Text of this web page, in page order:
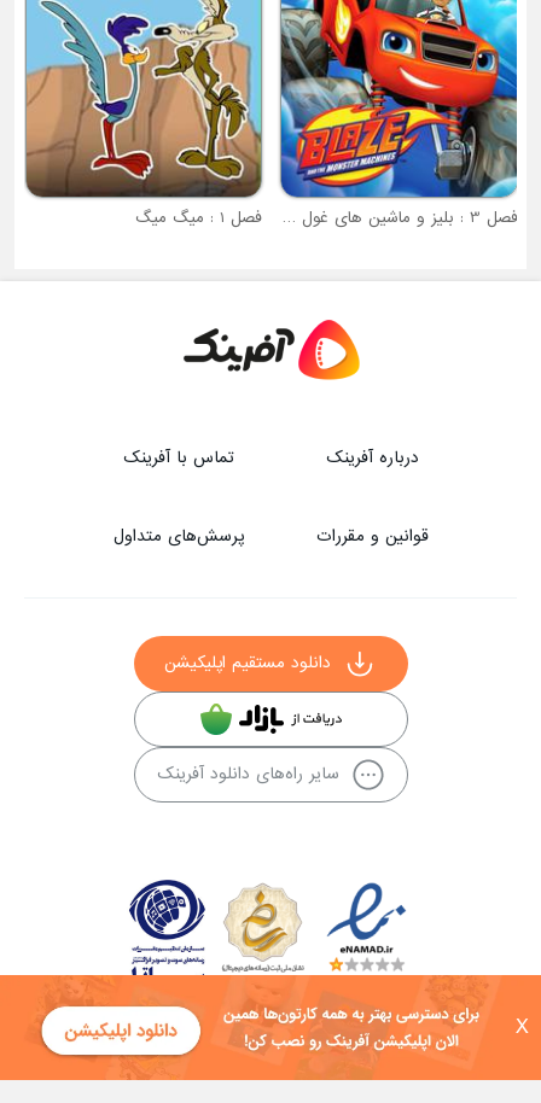
X
فصل 3 : بلیز و ماشین های غول پیکر فصل 1 : میگ میگ
درباره آفرینک تماس با آفرینک
قوانین و مقررات پرسش‌های متداول
دانلود مستقیم اپلیکیشن
سایر راه‌های دانلود آفرینک
کلیه حقوق این سایت به شرکت توسعه فناوی هفت آسمان توکان تعلق دارد و